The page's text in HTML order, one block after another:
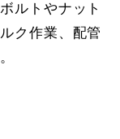
ルトやナット
ク作業、配管